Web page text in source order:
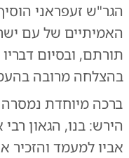
הגר"ש זעפראני
האמיתיים של עם
תורתם, ובסיום
בהצלחה מרובה
ברכה מיוחדת
הירש: בנו, הגאון
אביו למעמד והזכיר